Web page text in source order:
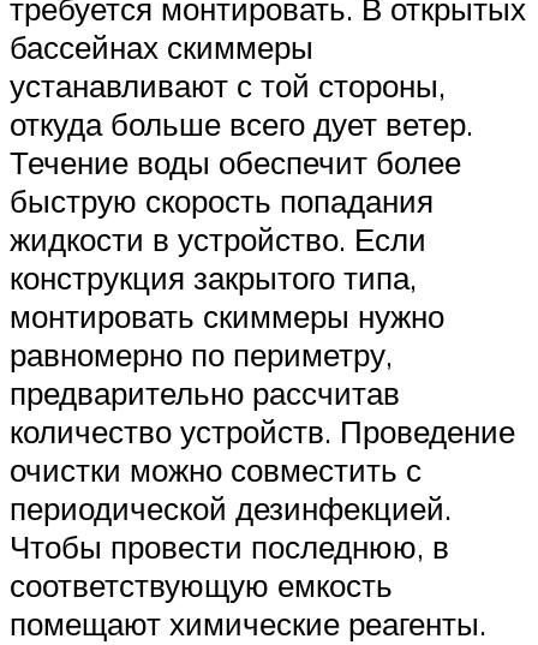
требуется монтировать. В открытых
бассейнах скиммеры
устанавливают с той стороны,
откуда больше всего дует ветер.
Течение воды обеспечит более
быструю скорость попадания
жидкости в устройство. Если
конструкция закрытого типа,
монтировать скиммеры нужно
равномерно по периметру,
предварительно рассчитав
количество устройств. Проведение
очистки можно совместить с
периодической дезинфекцией.
Чтобы провести последнюю, в
соответствующую емкость
помещают химические реагенты.